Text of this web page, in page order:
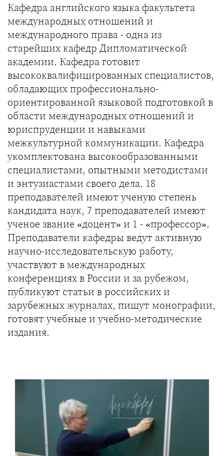
Кафедра английского языка факультета
международных отношений и
международного права - одна из
старейших кафедр Дипломатической
академии. Кафедра готовит
высококвалифицированных специалистов,
обладающих профессионально-
ориентированной языковой подготовкой в
области международных отношений и
юриспруденции и навыками
межкультурной коммуникации. Кафедра
укомплектована высокообразованными
специалистами, опытными методистами
и энтузиастами своего дела. 18
преподавателей имеют ученую степень
кандидата наук, 7 преподавателей имеют
ученое звание «доцент» и 1 - «профессор».
Преподаватели кафедры ведут активную
научно-исследовательскую работу,
участвуют в международных
конференциях в России и за рубежом,
публикуют статьи в российских и
зарубежных журналах, пишут монографии,
готовят учебные и учебно-методические
издания.